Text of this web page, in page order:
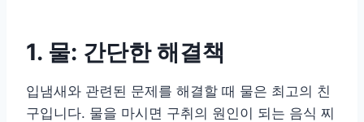
1. 물: 간단한 해결책
입냄새와 관련된 문제를 해결할 때 물은 최고의 친
구입니다. 물을 마시면 구취의 원인이 되는 음식 찌